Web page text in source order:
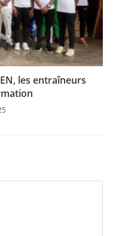
les entraîneurs